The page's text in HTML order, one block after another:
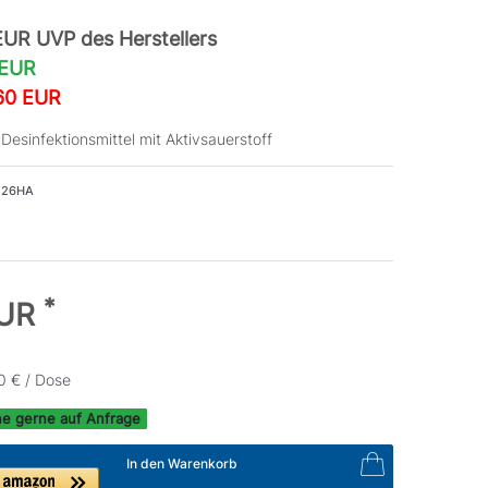
UVP des Herstellers
EUR
mit Aktivsauerstoff
*
€ / Dose
gerne auf Anfrage
In den Warenkorb